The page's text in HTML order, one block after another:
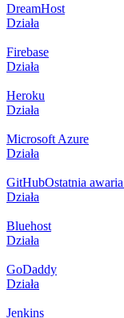
DreamHost
Działa
Firebase
Działa
Heroku
Działa
Microsoft Azure
Działa
GitHubOstatnia
Działa
Bluehost
Działa
GoDaddy
Działa
Jenkins